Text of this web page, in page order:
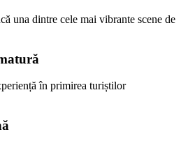
una dintre cele mai vibrante scene de
în primirea turiștilor